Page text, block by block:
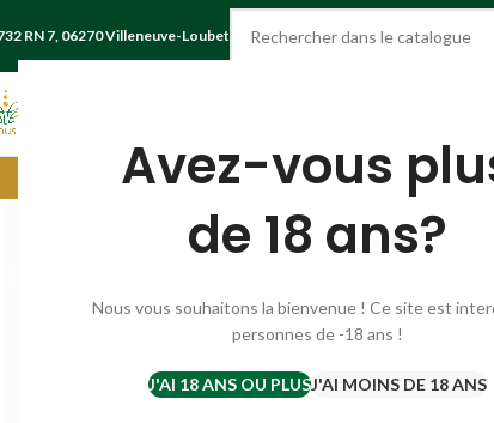
Avez-vous
de 18 ans?
Nous vous souhaitons la bienvenue ! Ce site est
personnes de -18 ans !
J'AI 18 ANS OU PLUSJ'AI MOINS DE 18 ANS
RN 7, 06270 Villeneuve-Loubet
Livraison gratuite France à